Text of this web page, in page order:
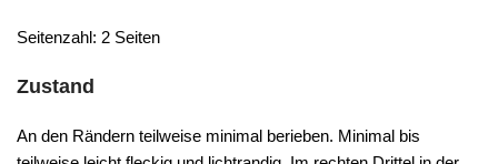
Seitenzahl: 2 Seiten
Zustand
An den Rändern teilweise minimal berieben. Minimal bis